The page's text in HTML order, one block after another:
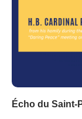
Écho du Saint-